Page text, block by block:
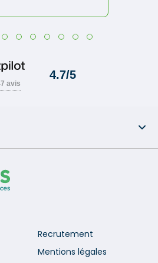
Recrutement
Mentions légales